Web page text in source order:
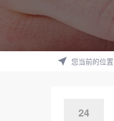
您当前的位置
24